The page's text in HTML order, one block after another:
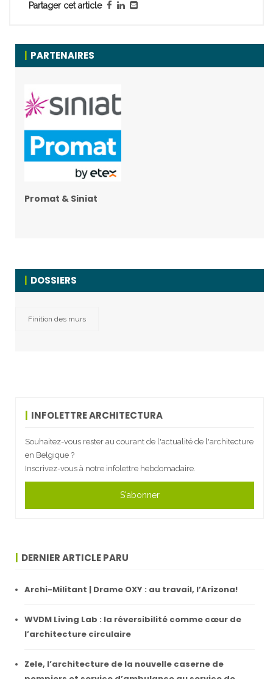
Partager cet article
PARTENAIRES
Promat & Siniat
DOSSIERS
Finition des murs
INFOLETTRE ARCHITECTURA
Souhaitez-vous rester au courant de l'actualité de l'architecture
en Belgique ?
Inscrivez-vous à notre infolettre hebdomadaire.
S'abonner
DERNIER ARTICLE PARU
Archi-Militant | Drame OXY : au travail, l’Arizona!
WVDM Living Lab : la réversibilité comme cœur de
l’architecture circulaire
Zele, l’architecture de la nouvelle caserne de